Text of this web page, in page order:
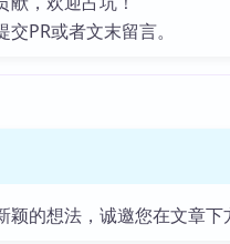
PR或者文末留言。
的想法，诚邀您在文章下